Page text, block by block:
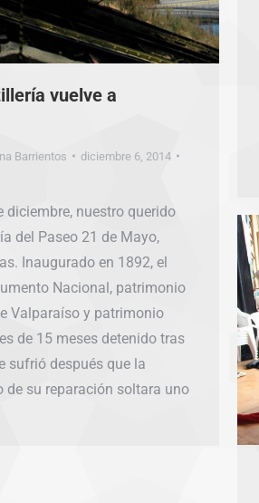
vuelve a
Barrientos
diciembre 6, 2014
diciembre, nuestro querido
del Paseo 21 de Mayo,
Inaugurado en 1892, el
Nacional, patrimonio
Valparaíso y patrimonio
de 15 meses detenido tras
sufrió después que la
de su reparación soltara uno